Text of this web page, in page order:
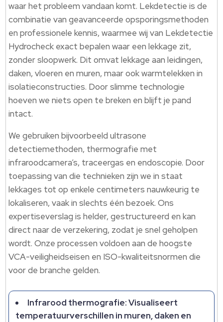
waar het probleem vandaan komt. Lekdetectie is de
combinatie van geavanceerde opsporingsmethoden
en professionele kennis, waarmee wij van Lekdetectie
Hydrocheck exact bepalen waar een lekkage zit,
zonder sloopwerk. Dit omvat lekkage aan leidingen,
daken, vloeren en muren, maar ook warmtelekken in
isolatieconstructies. Door slimme technologie
hoeven we niets open te breken en blijft je pand
intact.
We gebruiken bijvoorbeeld ultrasone
detectiemethoden, thermografie met
infraroodcamera’s, traceergas en endoscopie. Door
toepassing van die technieken zijn we in staat
lekkages tot op enkele centimeters nauwkeurig te
lokaliseren, vaak in slechts één bezoek. Ons
expertiseverslag is helder, gestructureerd en kan
direct naar de verzekering, zodat je snel geholpen
wordt. Onze processen voldoen aan de hoogste
VCA-veiligheidseisen en ISO-kwaliteitsnormen die
voor de branche gelden.
Infrarood thermografie: Visualiseert
temperatuurverschillen in muren, daken en